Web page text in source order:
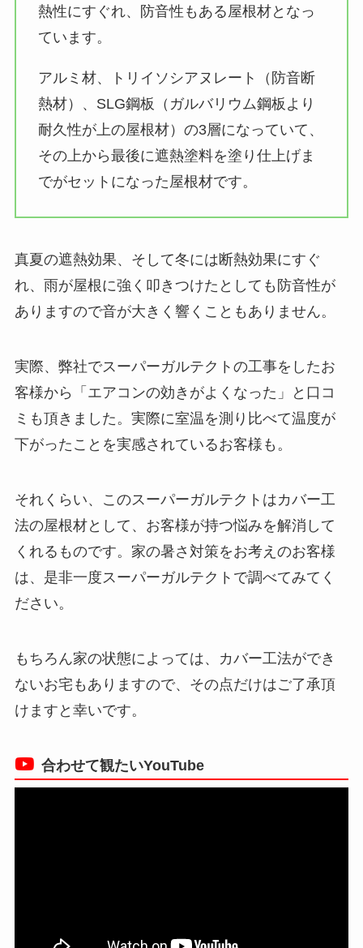
熱性にすぐれ、防音性もある屋根材となっ
ています。
アルミ材、トリイソシアヌレート（防音断
熱材）、SLG鋼板（ガルバリウム鋼板より
耐久性が上の屋根材）の3層になっていて、
その上から最後に遮熱塗料を塗り仕上げま
でがセットになった屋根材です。
真夏の遮熱効果、そして冬には断熱効果にすぐ
れ、雨が屋根に強く叩きつけたとしても防音性が
ありますので音が大きく響くこともありません。
実際、弊社でスーパーガルテクトの工事をしたお
客様から「エアコンの効きがよくなった」と口コ
ミも頂きました。実際に室温を測り比べて温度が
下がったことを実感されているお客様も。
それくらい、このスーパーガルテクトはカバー工
法の屋根材として、お客様が持つ悩みを解消して
くれるものです。家の暑さ対策をお考えのお客様
は、是非一度スーパーガルテクトで調べてみてく
ださい。
もちろん家の状態によっては、カバー工法ができ
ないお宅もありますので、その点だけはご了承頂
けますと幸いです。
合わせて観たいYouTube